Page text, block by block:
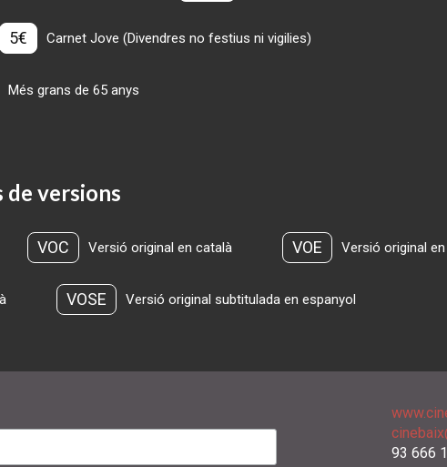
5€ Carnet Jove (Divendres no festius ni vigilies)
Més grans de 65 anys
de versions
VOC Versió original en català VOE Versió original
VOSE Versió original subtitulada en espanyol
93 666